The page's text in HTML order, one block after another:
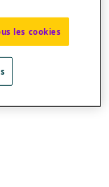
les cookies